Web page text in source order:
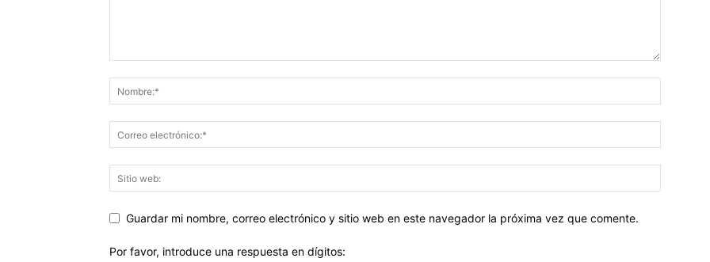
Guardar mi nombre, correo electrónico y sitio web en este navegador la próxima vez que comente.
Por favor, introduce una respuesta en dígitos: